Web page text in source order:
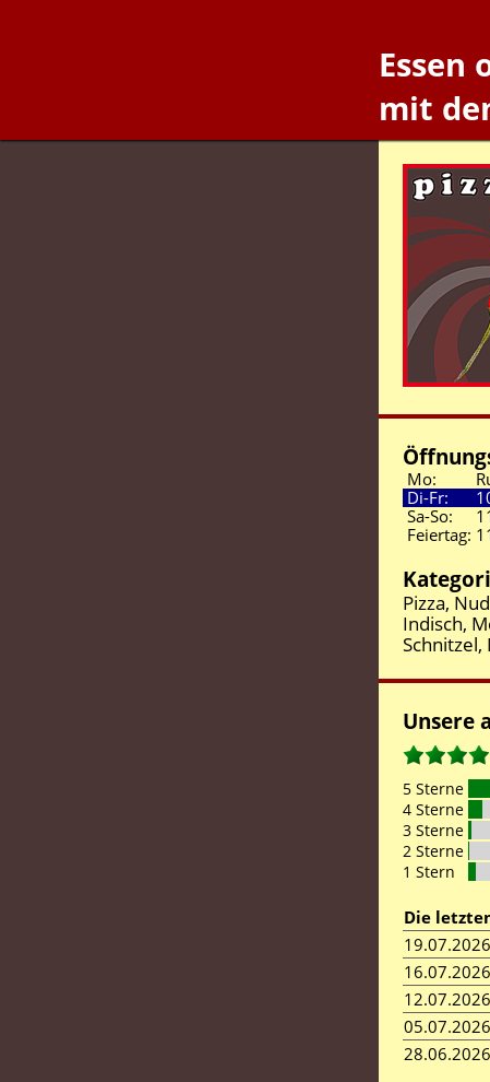
Essen
mit
Mo:
Di-Fr:
Sa-So:
Feiertag:
Pizza,
Indisch,
Unsere
5 Sterne
4 Sterne
3 Sterne
2 Sterne
1 Stern
Die
19.07.2026
16.07.2026
12.07.2026
05.07.2026
28.06.2026